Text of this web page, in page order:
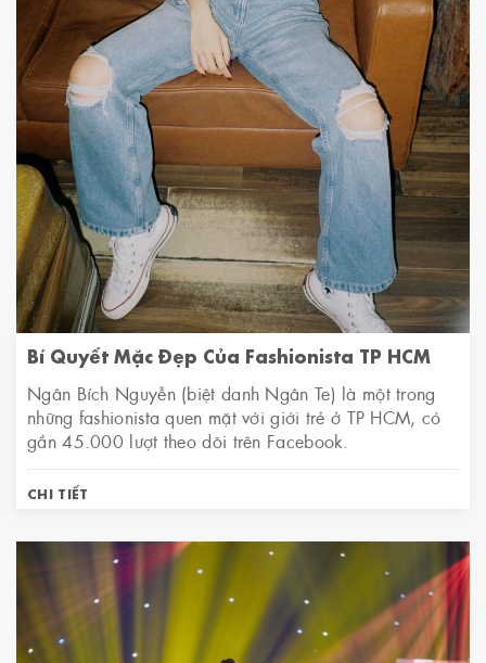
Bí Quyết Mặc Đẹp Của Fashionista TP HCM
Ngân Bích Nguyễn (biệt danh Ngân Te) là một trong
những fashionista quen mặt với giới trẻ ở TP HCM, có
gần 45.000 lượt theo dõi trên Facebook.
CHI TIẾT